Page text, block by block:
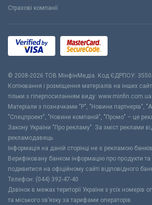
Страхові компанії
© 2008-2026 ТОВ МiнфiнМедiа. Код ЄДРПОУ:
Копіювання і розміщення матеріалів на інших
тільки з гіперпосиланням виду: www.minfin.com.ua
Матеріали з позначками "Р", "Новини партнерів",
"Спецпроект", "Новини компаній", "Промо" – це
Закону України "Про рекламу". За зміст реклами
рекламодавець.
Інформація на даній сторінці не є рекламою
Верифіковану банком інформацію про продукти
подивитися на офіційному сайті відповідного
Телефон: (044) 392-47-40
Дзвінок в межах території України з усіх номерів
та міського зв’язку за тарифами операторів